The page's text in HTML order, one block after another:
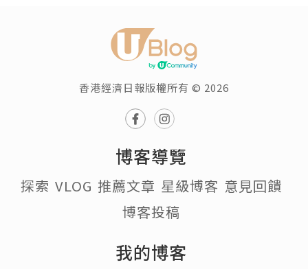
香港經濟日報版權所有 © 2026
博客導覽
探索 VLOG 推薦文章 星級博客 意見回饋
博客投稿
我的博客